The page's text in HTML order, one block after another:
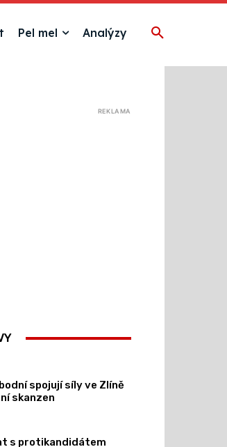
Pel mel Analýzy
REKLAMA
spojují síly ve Zlíně
skanzen
s protikandidátem